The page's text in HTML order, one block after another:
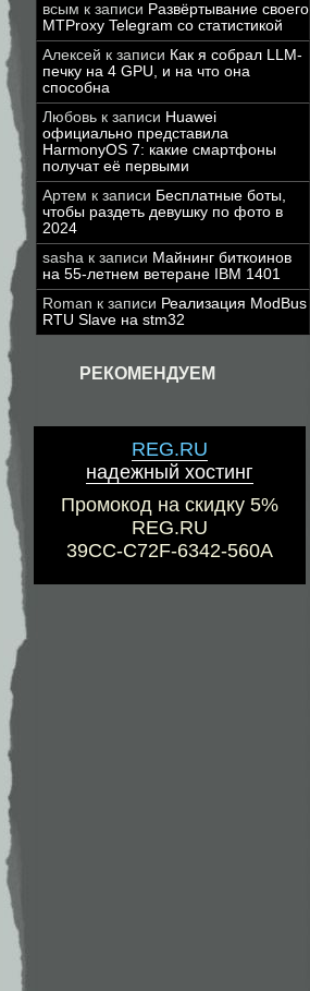
всым к записи Развёртывание своего
MTProxy Telegram со статистикой
Алексей к записи Как я собрал LLM-
печку на 4 GPU, и на что она
способна
Любовь к записи Huawei
официально представила
HarmonyOS 7: какие смартфоны
получат её первыми
Артем к записи Бесплатные боты,
чтобы раздеть девушку по фото в
2024
sasha к записи Майнинг биткоинов
на 55-летнем ветеране IBM 1401
Roman к записи Реализация ModBus
RTU Slave на stm32
РЕКОМЕНДУЕМ
REG.RU
надежный хостинг
Промокод на скидку 5%
REG.RU
39CC-C72F-6342-560A